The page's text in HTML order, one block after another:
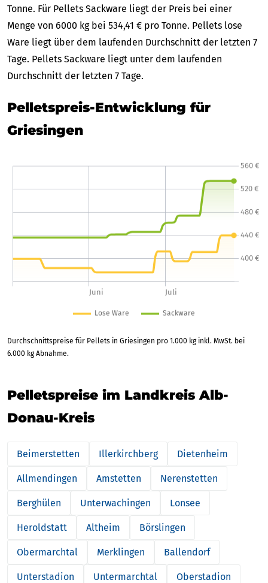
Tonne. Für Pellets Sackware liegt der Preis bei einer
Menge von 6000 kg bei 534,41 € pro Tonne. Pellets lose
Ware liegt über dem laufenden Durchschnitt der letzten 7
Tage. Pellets Sackware liegt unter dem laufenden
Durchschnitt der letzten 7 Tage.
Pelletspreis-Entwicklung für
Griesingen
Durchschnittspreise für Pellets in Griesingen pro 1.000 kg inkl. MwSt. bei
6.000 kg Abnahme.
Pelletspreise im Landkreis Alb-
Donau-Kreis
Beimerstetten Illerkirchberg Dietenheim
Allmendingen Amstetten Nerenstetten
Berghülen Unterwachingen Lonsee
Heroldstatt Altheim Börslingen
Obermarchtal Merklingen Ballendorf
Unterstadion Untermarchtal Oberstadion